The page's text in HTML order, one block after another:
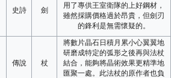
史詩 劍
用了專供王室衛隊的上好鋼材，
雖然採購價格過於昂貴，但劍刃
的鋒利是無需懷疑的。
傳說 杖
將數片晶石日積月累小心翼翼地
研磨成特定的弧形之後再與法杖
結合，能夠將晶術效果更精準地
匯聚一處。此法杖的原作者也負